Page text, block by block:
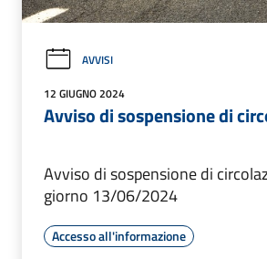
AVVISI
12 GIUGNO 2024
Avviso di sospensione di
Avviso di sospensione di
giorno 13/06/2024
Accesso all'informazione